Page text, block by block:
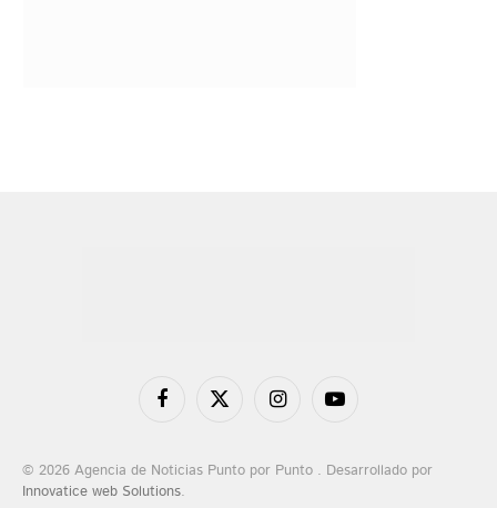
FacebookX
InstagramYouTube
© 2026 Agencia de Noticias Punto por Punto . Desarrollado por
Innovatice web Solutions.